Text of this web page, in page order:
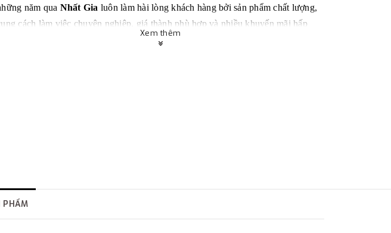
năm qua Nhất Gia luôn làm hài lòng khách hàng bởi sản phẩm chất lượng,
cách làm việc chuyên nghiệp, giá thành phù hợp và nhiều khuyến mãi hấp
Xem thêm
PHẨM